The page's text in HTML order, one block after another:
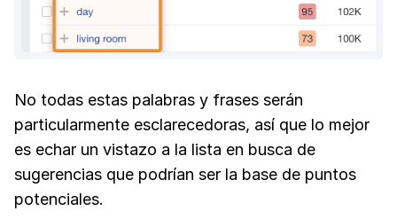
No todas estas palabras y frases serán
particularmente esclarecedoras, así que lo mejor
es echar un vistazo a la lista en busca de
sugerencias que podrían ser la base de puntos
potenciales.